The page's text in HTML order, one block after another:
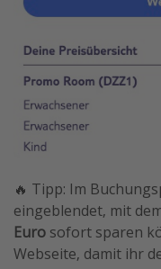
🔥 Tipp: Im
eingeblendet, mit
Euro sofort sparen
Webseite, damit ihr